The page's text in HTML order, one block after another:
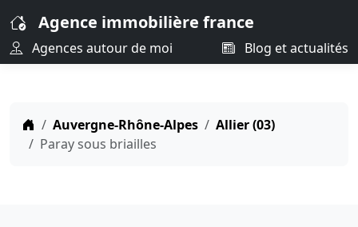
Agence immobilière france
Agences autour de moi Blog et actualités
Auvergne-Rhône-Alpes
Allier (03)
Paray sous briailles